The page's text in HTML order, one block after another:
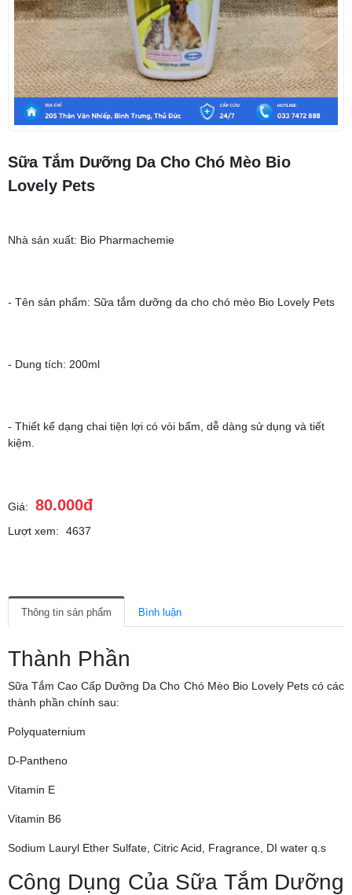
Sữa Tắm Dưỡng Da Cho Chó Mèo Bio
Lovely Pets
Nhà sản xuất: Bio Pharmachemie
- Tên sản phẩm: Sữa tắm dưỡng da cho chó mèo Bio Lovely Pets
- Dung tích: 200ml
- Thiết kế dạng chai tiện lợi có vòi bấm, dễ dàng sử dụng và tiết
kiệm.
Giá: 80.000đ
Lượt xem: 4637
Thông tin sản phẩm Bình luận
Thành Phần
Sữa Tắm Cao Cấp Dưỡng Da Cho Chó Mèo Bio Lovely Pets có các
thành phần chính sau:
Polyquaternium
D-Pantheno
Vitamin E
Vitamin B6
Sodium Lauryl Ether Sulfate, Citric Acid, Fragrance, DI water q.s
Công Dụng Của Sữa Tắm Dưỡng